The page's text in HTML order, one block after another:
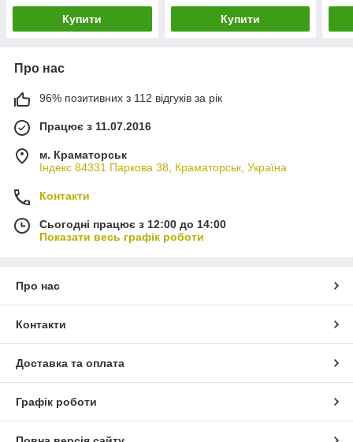
Купити Купити
Про нас
96% позитивних з 112 відгуків за рік
Працює з 11.07.2016
м. Краматорськ
Індекс 84331 Паркова 38, Краматорськ, Україна
Контакти
Сьогодні працює з 12:00 до 14:00
Показати весь графік роботи
Про нас
Контакти
Доставка та оплата
Графік роботи